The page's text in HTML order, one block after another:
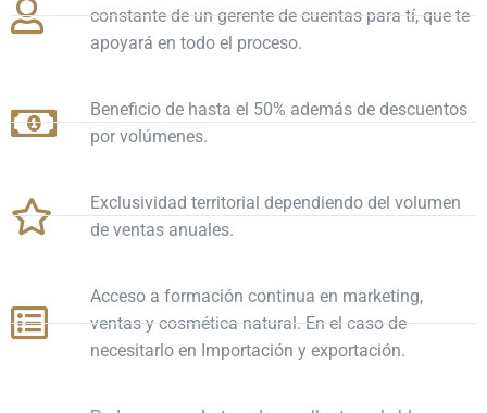
constante de un gerente de cuentas para tí, que te
apoyará en todo el proceso.
Beneficio de hasta el 50% además de descuentos
por volúmenes.
Exclusividad territorial dependiendo del volumen
de ventas anuales.
Acceso a formación continua en marketing,
ventas y cosmética natural. En el caso de
necesitarlo en Importación y exportación.